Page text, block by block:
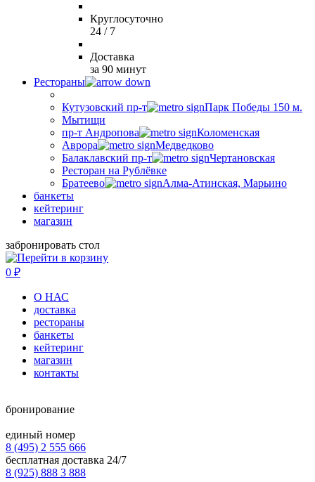
Круглосуточно
24 / 7
Доставка
за 90 минут
Рестораны
Кутузовский пр-т
Парк Победы 150 м.
Мытищи
пр-т Андропова
Коломенская
Аврора
Медведково
Балаклавский пр-т
Чертановская
Ресторан на Рублёвке
Братеево
Алма-Атинская, Марьино
банкеты
кейтеринг
магазин
забронировать стол
0 ₽
О НАС
доставка
рестораны
банкеты
кейтеринг
магазин
контакты
бронирование
единый номер
8 (495) 2 555 666
бесплатная доставка 24/7
8 (925) 888 3 888